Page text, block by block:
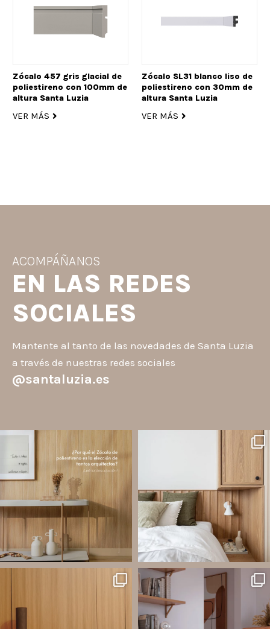
Zócalo 457 gris glacial de
poliestireno con 100mm de
altura Santa Luzia
VER MÁS
Zócalo SL31 blanco liso de
poliestireno con 30mm de
altura Santa Luzia
VER MÁS
ACOMPÁÑANOS
EN LAS REDES
SOCIALES
Mantente al tanto de las novedades de Santa Luzia
a través de nuestras redes sociales
@santaluzia.es
Los Zócalos de poliestireno ganaron
protagonismo en la arquitectura porque
combinan estética, practicidad y
desempeño en un solo producto.
...
tradicional? ¡Los Revestimientos de
pared Santa Luzia pueden ser la
Líneas como Waves, Gizé y...
Jul 14
1 0
paredes decorativas, respaldos de
santaluzia.es
¿Zócalo blanco, negro, gris, fendi o
beige? La elección puede cambiar por
completo la percepción de un
ambiente y aportar aún más valor a tu
proyecto.